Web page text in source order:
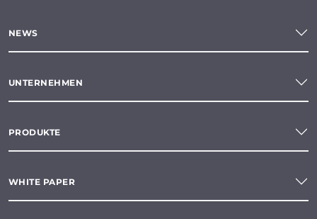
NEWS
UNTERNEHMEN
PRODUKTE
WHITE PAPER